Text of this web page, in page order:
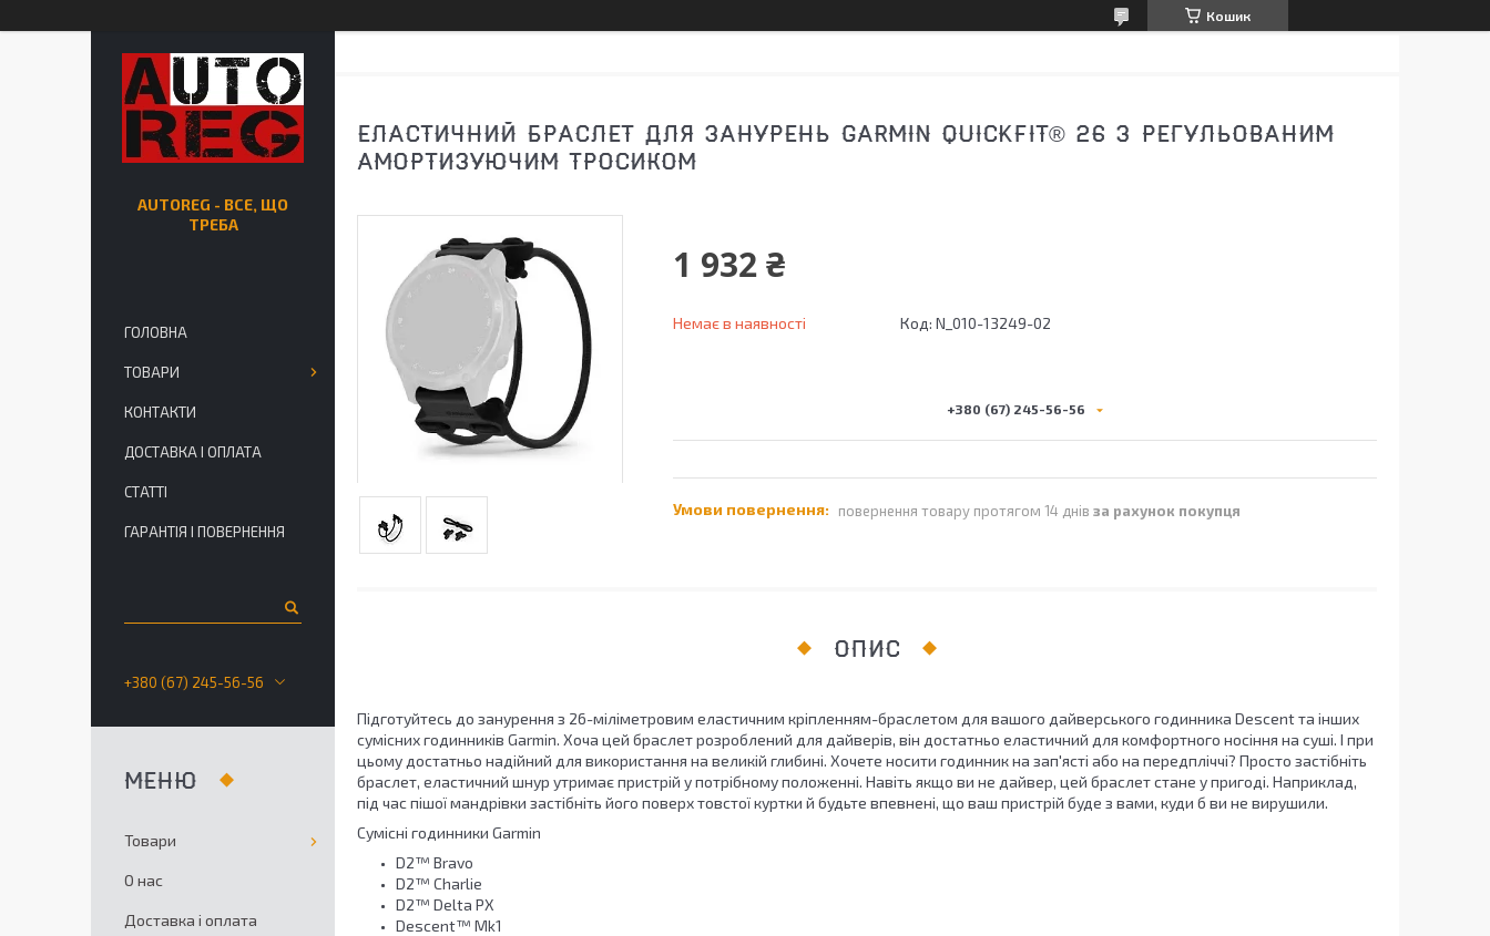
Кошик
ЕЛАСТИЧНИЙ БРАСЛЕТ ДЛЯ ЗАНУРЕНЬ GARMIN QUICKFIT® 26 З РЕГУЛЬОВАНИМ
АМОРТИЗУЮЧИМ ТРОСИКОМ
1 932 ₴
Немає в наявності Код: N_010-13249-02
+380 (67) 245-56-56
повернення товару протягом 14 днів за рахунок покупця
ОПИС
Підготуйтесь до занурення з 26-міліметровим еластичним кріпленням-браслетом для вашого дайверського годинника Descent та інших
сумісних годинників Garmin. Хоча цей браслет розроблений для дайверів, він достатньо еластичний для комфортного носіння на суші. І при
цьому достатньо надійний для використання на великій глибині. Хочете носити годинник на зап'ясті або на передпліччі? Просто застібніть
браслет, еластичний шнур утримає пристрій у потрібному положенні. Навіть якщо ви не дайвер, цей браслет стане у пригоді. Наприклад,
під час пішої мандрівки застібніть його поверх товстої куртки й будьте впевнені, що ваш пристрій буде з вами, куди б ви не вирушили.
Сумісні годинники Garmin
D2™ Bravo
D2™ Charlie
D2™ Delta PX
Descent™ Mk1
AUTOREG - ВСЕ, ЩО
ТРЕБА
ГОЛОВНА
ТОВАРИ
КОНТАКТИ
ДОСТАВКА І ОПЛАТА
СТАТТІ
ГАРАНТІЯ І ПОВЕРНЕННЯ
+380 (67) 245-56-56
Товари
О нас
Доставка і оплата